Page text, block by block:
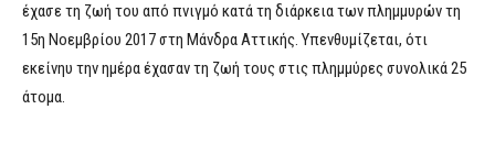
έχασε τη ζωή του από πνιγμό κατά τη διάρκεια των πλημμυρών τη
15η Νοεμβρίου 2017 στη Μάνδρα Αττικής. Υπενθυμίζεται, ότι
εκείνηυ την ημέρα έχασαν τη ζωή τους στις πλημμύρες συνολικά 25
άτομα.